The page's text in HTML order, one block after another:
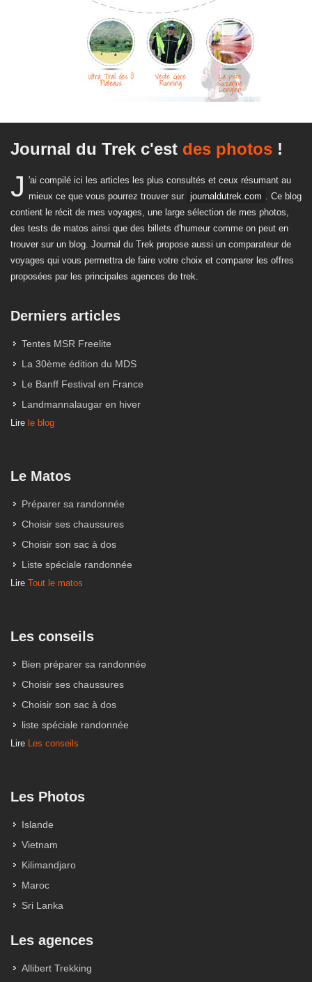
Journal du Trek c'est du matos!
J 'ai compilé ici les articles les plus consultés et ceux résumant au
mieux ce que vous pourrez trouver sur journaldutrek.com . Ce blog
contient le récit de mes voyages, une large sélection de mes photos,
des tests de matos ainsi que des billets d'humeur comme on peut en
trouver sur un blog. Journal du Trek propose aussi un comparateur de
voyages qui vous permettra de faire votre choix et comparer les offres
proposées par les principales agences de trek.
Derniers articles
Tentes MSR Freelite
La 30ème édition du MDS
Le Banff Festival en France
Landmannalaugar en hiver
Lire le blog
Le Matos
Préparer sa randonnée
Choisir ses chaussures
Choisir son sac à dos
Liste spéciale randonnée
Lire Tout le matos
Les conseils
Bien préparer sa randonnée
Choisir ses chaussures
Choisir son sac à dos
liste spéciale randonnée
Lire Les conseils
Les Photos
Islande
Vietnam
Kilimandjaro
Maroc
Sri Lanka
Les agences
Allibert Trekking